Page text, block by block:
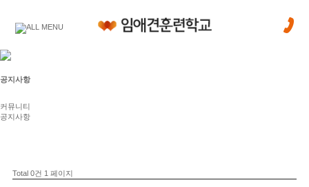
공지사항
커뮤니티
공지사항
Total 0건 1 페이지